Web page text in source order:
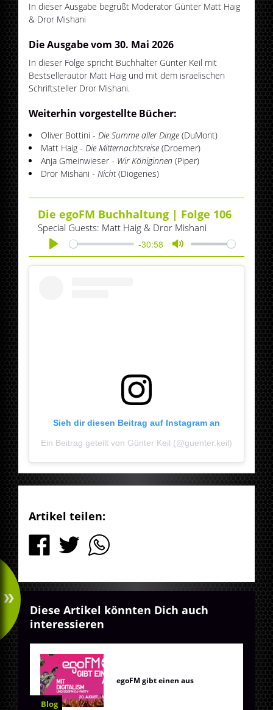
In dieser Ausgabe begrüßt Moderator Günter Matt Haig
& Dror Mishani
Die Ausgabe vom 30. Mai 2026
In dieser Folge spricht Buchhalter Günter Keil mit
Bestsellerautor Matt Haig und mit dem israelischen
Schriftsteller Dror Mishani.
Weiterhin vorgestellte Bücher:
Oliver Bottini - Die Summe aller Dinge(DuMont)
Matt Haig - Die Mitternachtsreise(Droemer)
Anja Gmeinwieser - Wir Königinnen (Piper)
Dror Mishani - Nicht(Diogenes)
Die egoFM Buchhaltung | Folge 106
Special Guests: Matt Haig & Dror Mishani
Play
-30:58
Mute
Sieh dir diesen Beitrag auf Instagram an
Ein Beitrag geteilt von Günter Keil (@guenter.keil)
Artikel teilen:
Diese Artikel könnten Dich auch
interessieren
Blog
egoFM gibt einen aus